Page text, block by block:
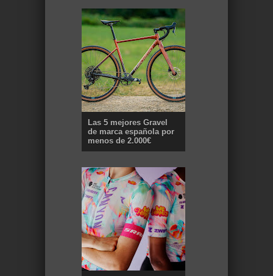
Las 5 mejores Gravel
de marca española por
menos de 2.000€